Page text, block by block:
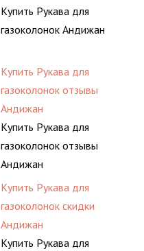
Купить Рукава для
газоколонок Андижан
Купить Рукава для
газоколонок отзывы
Андижан
Купить Рукава для
газоколонок отзывы
Андижан
Купить Рукава для
газоколонок скидки
Андижан
Купить Рукава для